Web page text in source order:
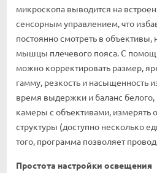
микроскопа выводится на
сенсорным управлением, что
постоянно смотреть в объективы,
мышцы плечевого пояса. С
можно корректировать размер,
гамму, резкость и насыщенность
время выдержки и баланс белого,
камеры с объективами, измерять
структуры (доступно несколько
того, программа позволяет
Простота настройки освещения